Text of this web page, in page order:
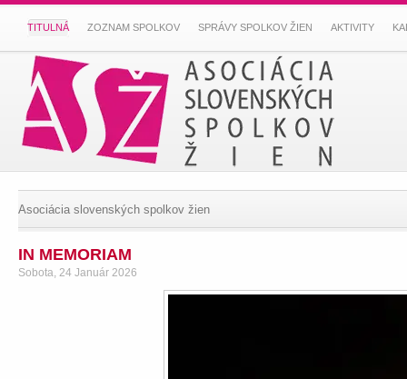
TITULNÁ ZOZNAM SPOLKOV SPRÁVY SPOLKOV ŽIEN AKTIVITY
Asociácia slovenských spolkov žien
IN MEMORIAM
Sobota, 24 Január 2026